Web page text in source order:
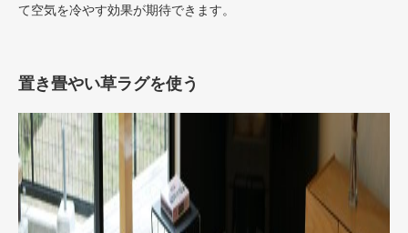
て空気を冷やす効果が期待できます。
置き畳やい草ラグを使う